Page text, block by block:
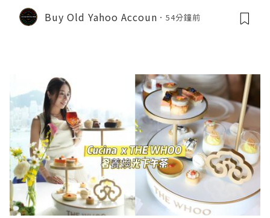
Buy Old Yahoo Accoun 54分鐘前